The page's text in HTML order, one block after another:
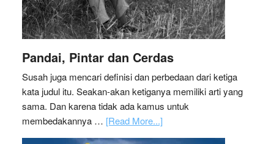
Pandai, Pintar dan Cerdas
Susah juga mencari definisi dan perbedaan dari ketiga
kata judul itu. Seakan-akan ketiganya memiliki arti yang
sama. Dan karena tidak ada kamus untuk
membedakannya … [Read More...]